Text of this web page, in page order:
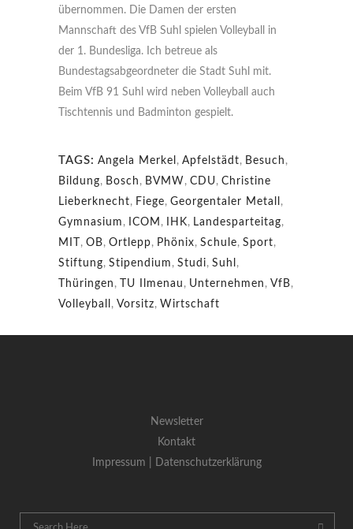
übernommen. Die Damen der ersten
Mannschaft des VfB Suhl spielen Volleyball in
der 1. Bundesliga. Ich betreue als
Bundestagsabgeordneter die Stadt Suhl mit.
Beim VfB 91 Suhl wird neben Volleyball auch
Tischtennis und Badminton gespielt.
TAGS: Angela Merkel , Apfelstädt, Besuch ,
Bildung, Bosch , BVMW , CDU, Christine
Lieberknecht, Fiege, Georgentaler Metall ,
Gymnasium , ICOM , IHK, Landesparteitag,
MIT , OB, Ortlepp, Phönix, Schule, Sport,
Stiftung, Stipendium , Studi, Suhl ,
Thüringen , TU Ilmenau , Unternehmen , VfB,
Volleyball , Vorsitz, Wirtschaft
Newsletter
Kontakt
Impressum |
Datenschutzerklärung